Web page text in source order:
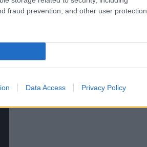
fraud prevention, and other user protection.
Data Access Privacy Policy